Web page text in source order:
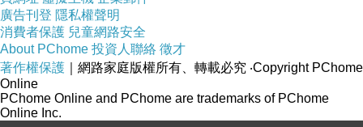
廣告刊登 隱私權聲明
消費者保護 兒童網路安全
About PChome 投資人聯絡 徵才
著作權保護 ｜網路家庭版權所有、轉載必究 ‧Copyright PChome
Online
PChome Online and PChome are trademarks of PChome
Online Inc.